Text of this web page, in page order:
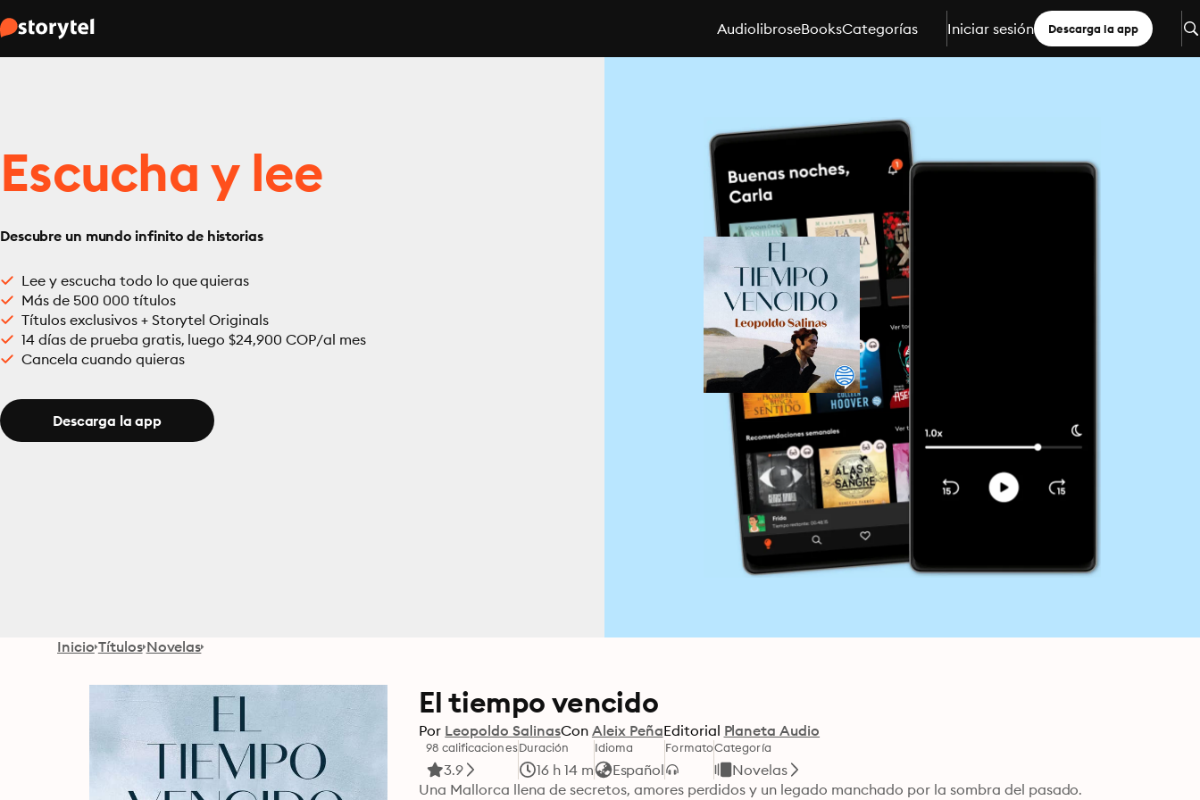
AudiolibroseBooksCategorías Iniciar sesión Descarga la app
Escucha y lee
Descubre un mundo infinito de historias
Lee y escucha todo lo que quieras
Más de 500 000 títulos
Títulos exclusivos + Storytel Originals
14 días de prueba gratis, luego $24,900 COP/al mes
Cancela cuando quieras
Descarga la app
Inicio Títulos Novelas
El tiempo vencido
Por Leopoldo SalinasCon Aleix PeñaEditorial Planeta Audio
98 calificaciones
3.9
Duración
16 h 14 m
Idioma
Español
FormatoCategoría
Novelas
Una Mallorca llena de secretos, amores perdidos y un legado manchado por la sombra del pasado.